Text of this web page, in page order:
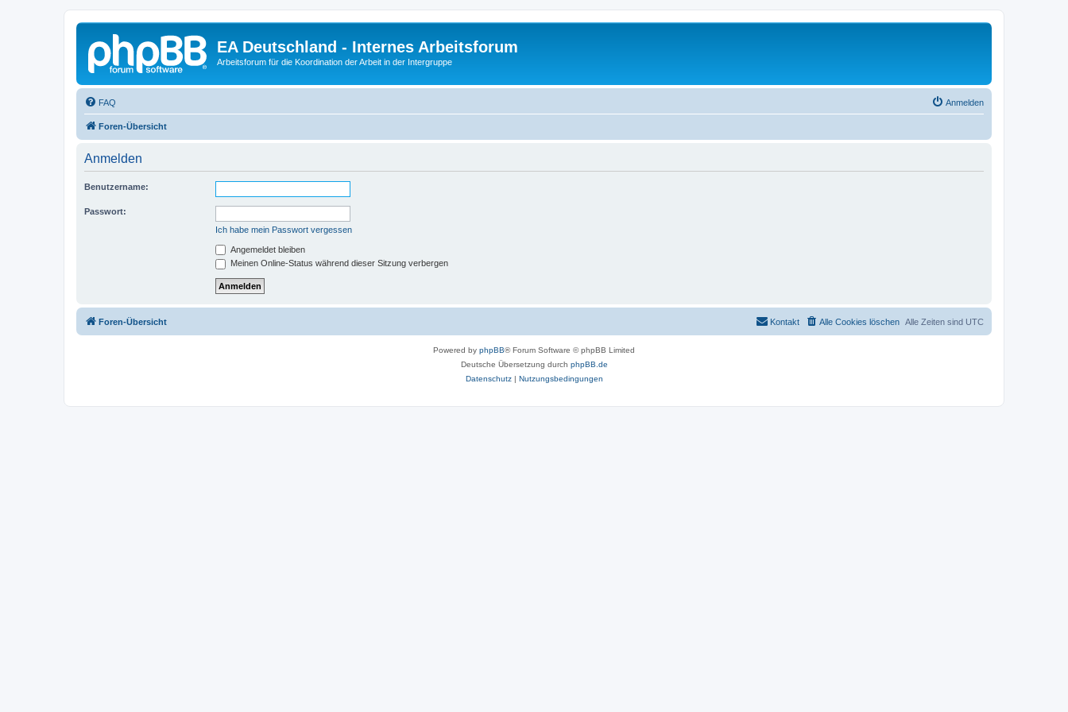
EA Deutschland - Internes Arbeitsforum
Arbeitsforum für die Koordination der Arbeit in der Intergruppe
FAQ Anmelden
Foren-Übersicht
Anmelden
Benutzername:
Passwort:
Ich habe mein Passwort vergessen
Angemeldet bleiben
Meinen Online-Status während dieser Sitzung verbergen
Foren-Übersicht Alle Zeiten sind UTC
Alle Cookies löschen
Kontakt
Powered by phpBB® Forum Software © phpBB Limited
Deutsche Übersetzung durch phpBB.de
Datenschutz| Nutzungsbedingungen